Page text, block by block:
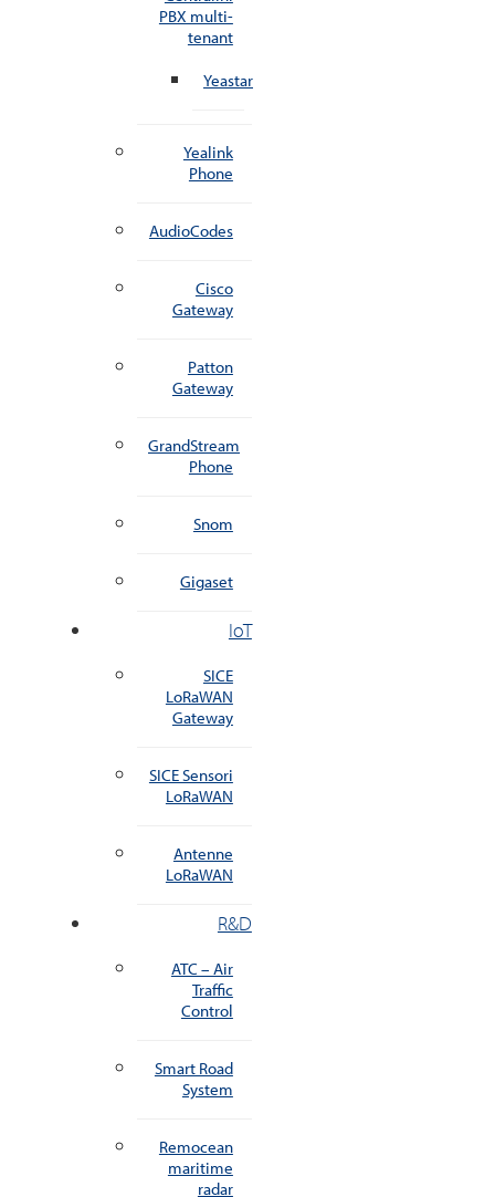
PBX multi-
tenant
Yeastar
Yealink
Phone
AudioCodes
Cisco
Gateway
Patton
Gateway
GrandStream
Phone
Snom
Gigaset
IoT
SICE
LoRaWAN
Gateway
SICE Sensori
LoRaWAN
Antenne
LoRaWAN
R&D
ATC – Air
Traffic
Control
Smart Road
System
Remocean
maritime
radar